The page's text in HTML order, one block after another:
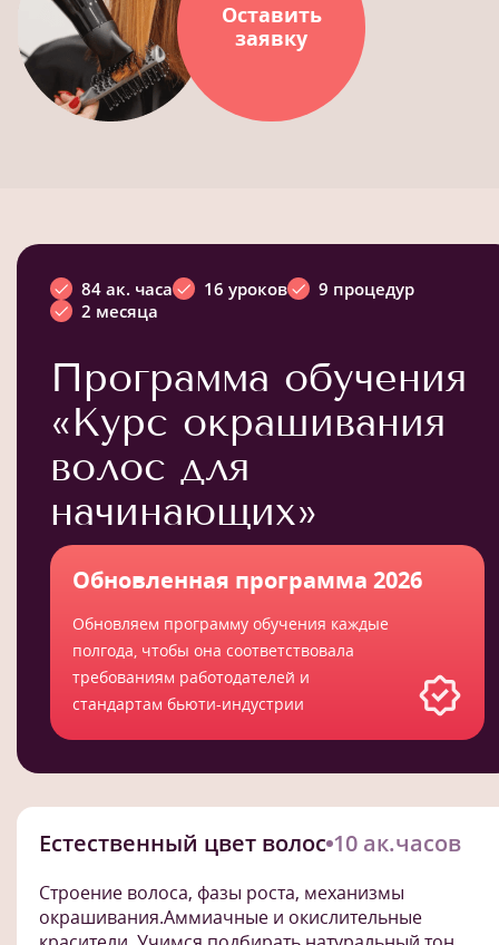
Оставить
заявку
84 ак. часа 16 уроков
9 процедур
2 месяца
Программа обучения
«Курс окрашивания
волос для
начинающих»
Обновленная программа 2026
Обновляем программу обучения каждые
полгода, чтобы она соответствовала
требованиям работодателей и
стандартам бьюти-индустрии
Естественный цвет волос 10 ак.часов
Строение волоса, фазы роста, механизмы
окрашивания.Аммиачные и окислительные